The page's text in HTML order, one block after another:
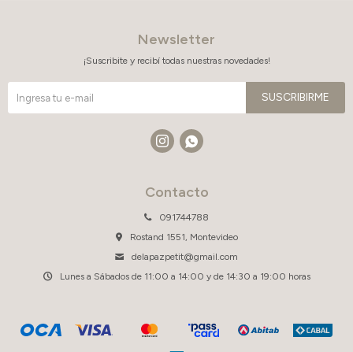
Contacto
091744788
Rostand 1551, Montevideo
delapazpetit@gmail.com
Lunes a Sábados de 11:00 a 14:00 y de 14:30 a 19:00 horas
Newsletter
¡Suscribite y recibí todas nuestras novedades!
SUSCRIBIRME
 